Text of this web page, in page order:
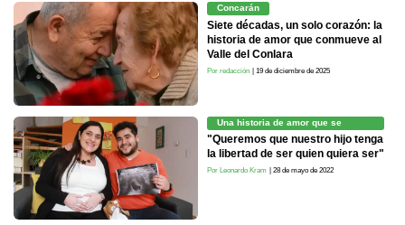
Concarán
Siete décadas, un solo corazón: la
historia de amor que conmueve al
Valle del Conlara
Por redacción | 19 de diciembre de 2025
Una historia de amor que se
multiplica
"Queremos que nuestro hijo tenga
la libertad de ser quien quiera ser"
Por Leonardo Kram | 28 de mayo de 2022